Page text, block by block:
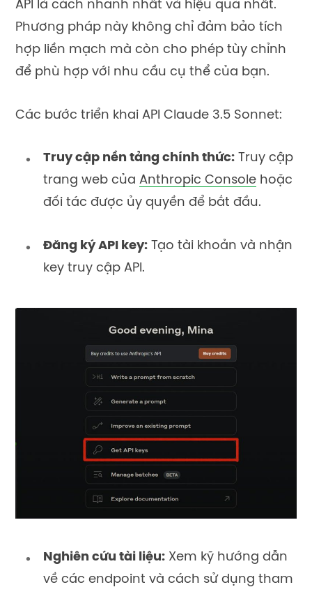
API là cách nhanh nhất và hiệu quả nhất.
Phương pháp này không chỉ đảm bảo tích
hợp liền mạch mà còn cho phép tùy chỉnh
để phù hợp với nhu cầu cụ thể của bạn.
Các bước triển khai API Claude 3.5 Sonnet:
Truy cập nền tảng chính thức: Truy cập
trang web của Anthropic Console hoặc
đối tác được ủy quyền để bắt đầu.
Đăng ký API key: Tạo tài khoản và nhận
key truy cập API.
Nghiên cứu tài liệu: Xem kỹ hướng dẫn
về các endpoint và cách sử dụng tham